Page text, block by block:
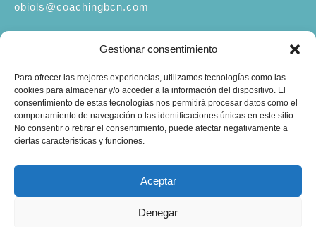
Gestionar consentimiento
Para ofrecer las mejores experiencias, utilizamos tecnologías como las
cookies para almacenar y/o acceder a la información del dispositivo. El
consentimiento de estas tecnologías nos permitirá procesar datos como el
comportamiento de navegación o las identificaciones únicas en este sitio.
No consentir o retirar el consentimiento, puede afectar negativamente a
ciertas características y funciones.
Aceptar
Denegar
obiols@coachingbcn.com
08017 Barcelona